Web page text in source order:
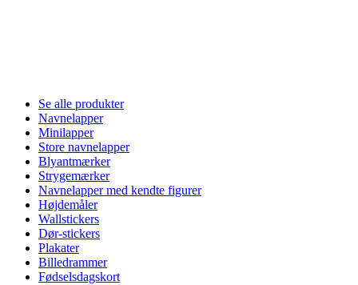
Se alle produkter
Navnelapper
Minilapper
Store navnelapper
Blyantmærker
Strygemærker
Navnelapper med kendte figurer
Højdemåler
Wallstickers
Dør-stickers
Plakater
Billedrammer
Fødselsdagskort